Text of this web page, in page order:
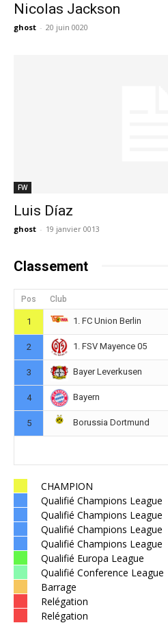
Nicolas Jackson
ghost - 20 juin 0020
FW
Luis Díaz
ghost - 19 janvier 0013
Classement
Pos Club
1 1. FC Union Berlin
2 1. FSV Mayence 05
3 Bayer Leverkusen
4 Bayern
5 Borussia Dortmund
CHAMPION
Qualifié Champions League
Qualifié Champions League
Qualifié Champions League
Qualifié Champions League
Qualifié Europa League
Qualifié Conference League
Barrage
Relégation
Relégation